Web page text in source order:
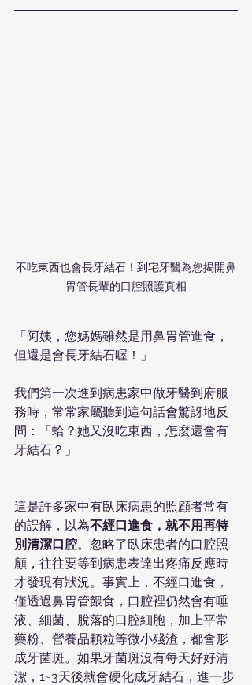
不吃東西也會長牙結石！到宅牙醫為您揭開鼻
胃管長輩的口腔照護真相
「阿姨，您媽媽雖然是用鼻胃管進食，
但還是會長牙結石喔！」
我們第一次進到病患家中做牙醫到府服
務時，常常家屬聽到這句話會驚訝地反
問：「蛤？她又沒吃東西，怎麼還會有
牙結石？」
這是許多家中有臥床病患的照顧者常有
的誤解，以為不經口進食，就不用再特
別清潔口腔。忽略了臥床患者的口腔照
顧，往往要等到病患表達出疼痛反應時
才發現有狀況。事實上，不經口進食，
僅透過鼻胃管餵食，口腔裡仍然會有唾
液、細菌、脫落的口腔細胞，加上平常
藥粉、營養品顆粒等微小殘渣，都會形
成牙菌斑。如果牙菌斑沒有每天好好清
潔，1~3天後就會硬化成牙結石，進一步